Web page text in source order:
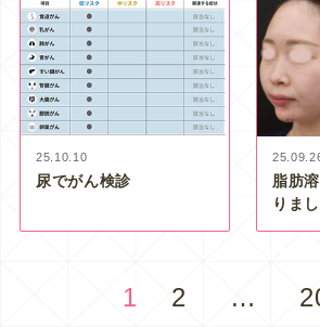
25.10.10
尿でがん検診
脂肪
りま
1 2 …